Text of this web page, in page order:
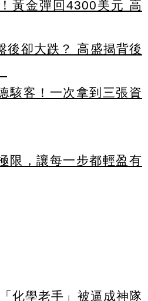
黃金彈回4300美元 高
後卻大跌？ 高盛揭背後
駭客！一次拿到三張資
限，讓每一步都輕盈有
化學老手」被逼成神隊